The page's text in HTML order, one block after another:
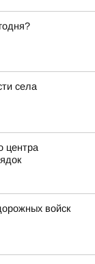
села
центра
войск